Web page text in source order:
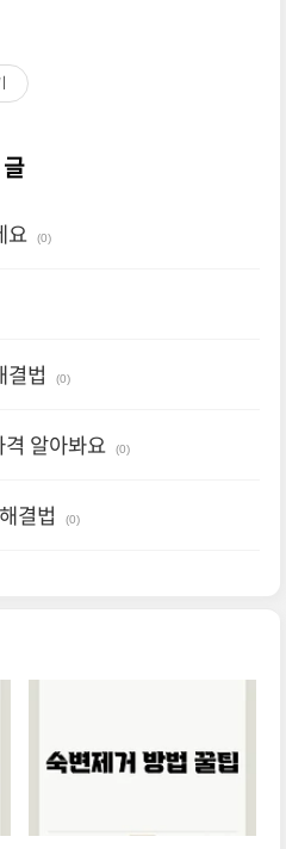
요 (0)
결법 (0)
알아봐요 (0)
결법 (0)